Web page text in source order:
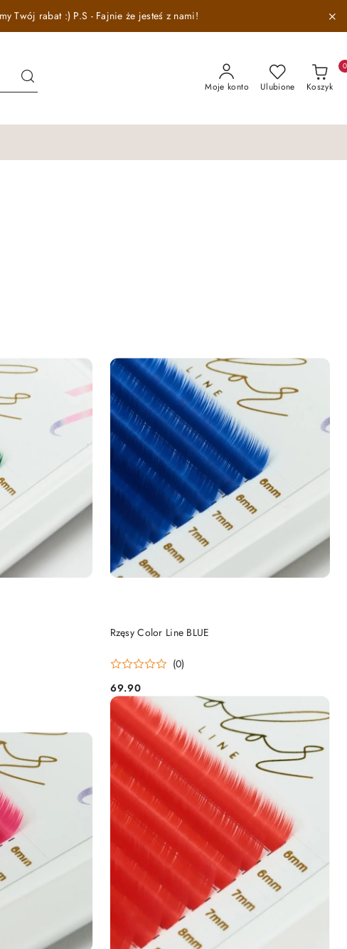
Twój rabat :) P.S - Fajnie że jesteś z nami!
Moje konto Ulubione Koszyk
0
Rzęsy Color Line BLUE
(0)
Cena:
69.90
DO KOSZYKA